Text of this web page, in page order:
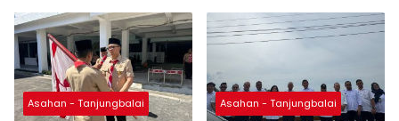
Asahan - Tanjungbalai Asahan - Tanjungbalai